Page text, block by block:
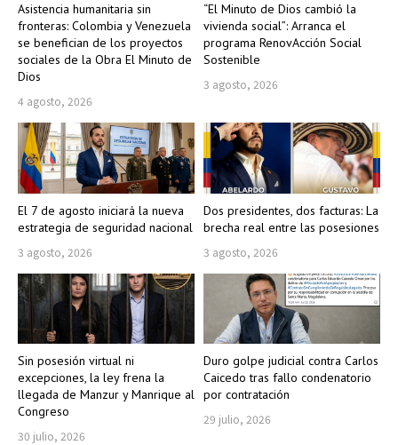
Asistencia humanitaria sin
fronteras: Colombia y Venezuela
se benefician de los proyectos
sociales de la Obra El Minuto de
Dios
4 agosto, 2026
“El Minuto de Dios cambió la
vivienda social”: Arranca el
programa RenovAcción Social
Sostenible
3 agosto, 2026
El 7 de agosto iniciará la nueva
estrategia de seguridad nacional
3 agosto, 2026
Dos presidentes, dos facturas: La
brecha real entre las posesiones
3 agosto, 2026
Sin posesión virtual ni
excepciones, la ley frena la
llegada de Manzur y Manrique al
Congreso
30 julio, 2026
Duro golpe judicial contra Carlos
Caicedo tras fallo condenatorio
por contratación
29 julio, 2026